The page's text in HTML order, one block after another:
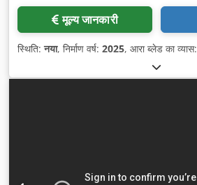
मूल्य जानकारी
स्थिति:नया, निर्माण वर्ष: 2025, आरा ब्लेड का व्यास: